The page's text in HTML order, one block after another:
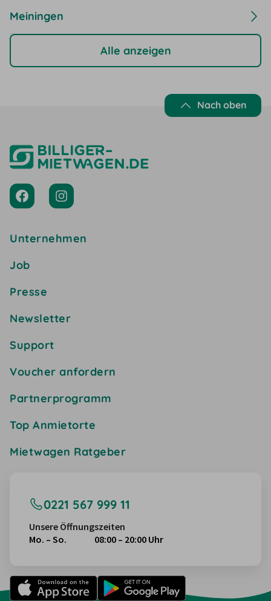
Meiningen
Alle anzeigen
Nach oben
Unternehmen
Job
Presse
Newsletter
Support
Voucher anfordern
Partnerprogramm
Top Anmietorte
Mietwagen Ratgeber
0221 567 999 11
Unsere Öffnungszeiten
Mo. – So.
08:00 – 20:00 Uhr